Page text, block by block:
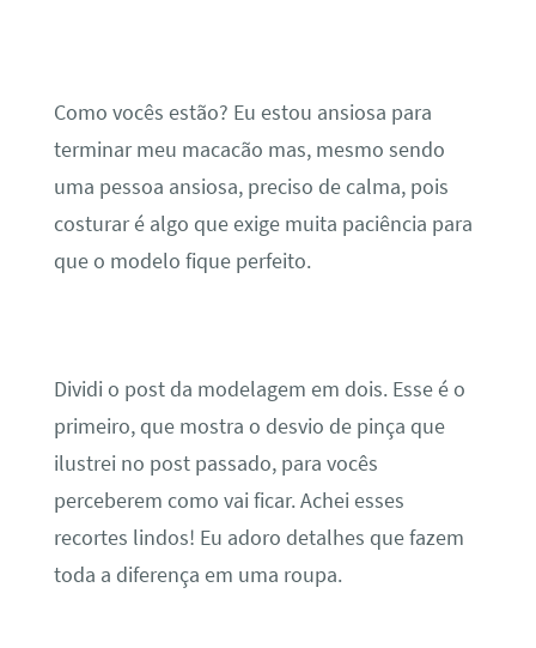
Como vocês estão? Eu estou ansiosa para
terminar meu macacão mas, mesmo sendo
uma pessoa ansiosa, preciso de calma, pois
costurar é algo que exige muita paciência para
que o modelo fique perfeito.
Dividi o post da modelagem em dois. Esse é o
primeiro, que mostra o desvio de pinça que
ilustrei no post passado, para vocês
perceberem como vai ficar. Achei esses
recortes lindos! Eu adoro detalhes que fazem
toda a diferença em uma roupa.